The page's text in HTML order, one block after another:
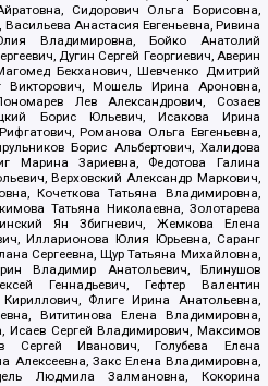
Сидорович Ольга Борисовна,
Анастасия Евгеньевна, Ривина
Владимировна, Бойко Анатолий
Дугин Сергей Георгиевич, Аверин
Бекханович, Шевченко Дмитрий
Викторович, Мошель Ирина Ароновна,
Лев Александрович, Созаев
Борис Юльевич, Исакова Ирина
Романова Ольга Евгеньевна,
Борис Альбертович, Халидова
Марина Зариевна, Федотова Галина
Верховский Александр Маркович,
Кочеткова Татьяна Владимировна,
Татьяна Николаевна, Золотарева
Ян Збигневич, Жемкова Елена
Илларионова Юлия Юрьевна, Саранг
Сергеевна, Щур Татьяна Михайловна,
Владимир Анатольевич, Блинушов
Геннадьевич, Гефтер Валентин
Флиге Ирина Анатольевна,
Вититинова Елена Владимировна,
Исаев Сергей Владимирович, Максимов
Сергей Иванович, Голубева Елена
Алексеевна, Закс Елена Владимировна,
Людмила Залмановна, Кокорина